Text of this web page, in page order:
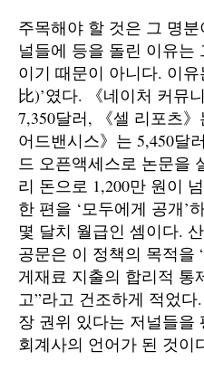
주목해야 할 것은 그 명
널들에 등을 돌린 이유는
이기 때문이 아니다. 이
比)’였다. 《네이처 커뮤
7,350달러, 《셀 리포츠
어드밴시스》는 5,450달
드 오픈액세스로 논문을
리 돈으로 1,200만 원이
한 편을 ‘모두에게 공개’
몇 달치 월급인 셈이다.
공문은 이 정책의 목적을
게재료 지출의 합리적 통
고”라고 건조하게 적었
장 권위 있다는 저널들을
회계사의 언어가 된 것이